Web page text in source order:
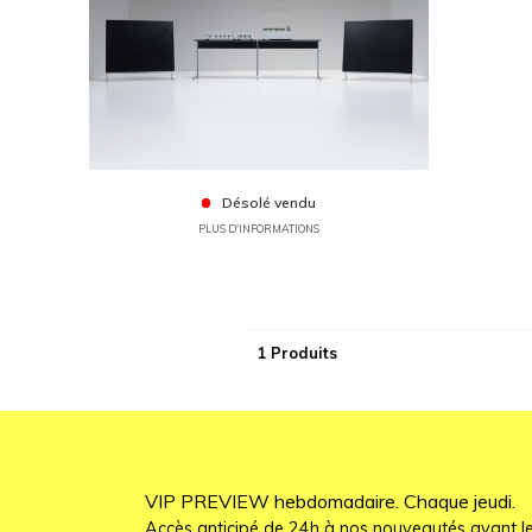
Désolé vendu
PLUS D'INFORMATIONS
1 Produits
VIP PREVIEW hebdomadaire. Chaque jeudi.